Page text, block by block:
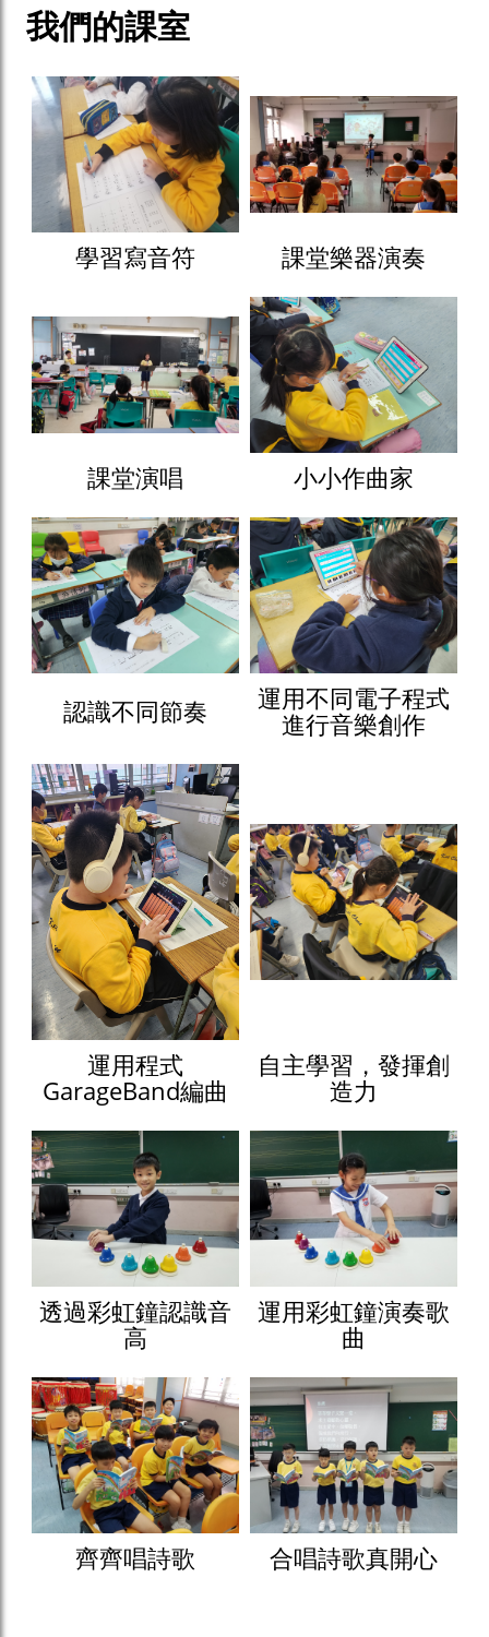
我們的課室
學習寫音符 課堂樂器演奏
課堂演唱 小小作曲家
認識不同節奏
運用不同電子程式
進行音樂創作
運用程式
GarageBand編曲
自主學習，發揮創
造力
透過彩虹鐘認識音
高
運用彩虹鐘演奏歌
曲
齊齊唱詩歌 合唱詩歌真開心